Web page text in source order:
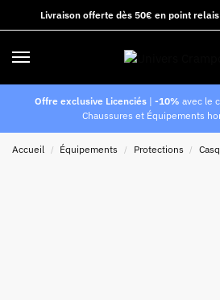
Livraison offerte dès 50€ en point
Offre exclusive Licenciés | -10% avec le
Chaussures et Équipements
Accueil / Équipements / Protections /